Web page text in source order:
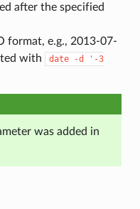
after the specified
format, e.g., 2013-07-
with
date -d
'-3
was added in